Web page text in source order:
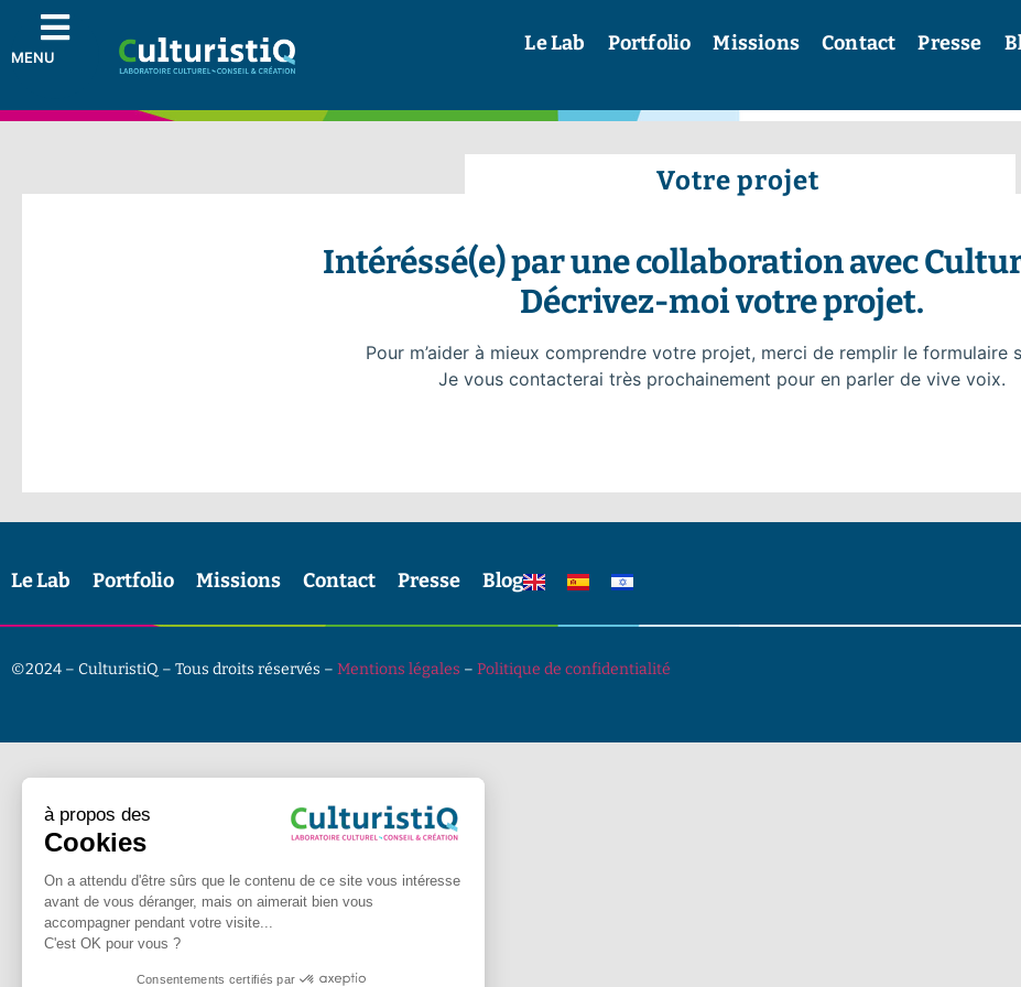
MENU
Le Lab Portfolio Missions Contact Presse
Votre projet
Intéréssé(e) par une collaboration avec
Décrivez-moi votre projet.
Pour m’aider à mieux comprendre votre projet, merci de remplir le formulaire
Je vous contacterai très prochainement pour en parler de vive voix.
Le Lab Portfolio Missions Contact Presse Blog
©2024 – CulturistiQ – Tous droits réservés – Mentions légales – Politique de confidentialité
à propos des
Cookies
On a attendu d'être sûrs que le contenu de ce site vous intéresse
avant de vous déranger, mais on aimerait bien vous
accompagner pendant votre visite...
C'est OK pour vous ?
Consentements certifiés par